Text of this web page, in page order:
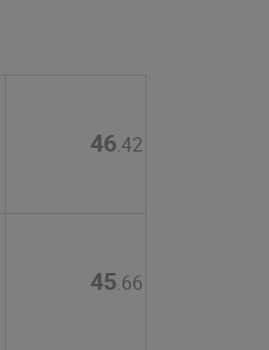
46.42
45.66